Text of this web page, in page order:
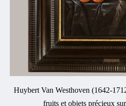
Huybert Van Westhoven (1642-
fruits et objets précieux